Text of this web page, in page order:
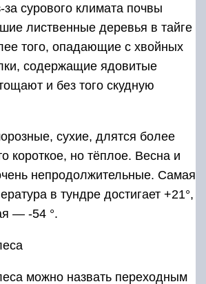
сурового климата почвы
лиственные деревья в тайге
того, опадающие с хвойных
содержащие ядовитые
и без того скудную
сухие, длятся более
короткое, но тёплое. Весна и
непродолжительные. Самая
в тундре достигает +21°,
— -54 °.
можно назвать переходным